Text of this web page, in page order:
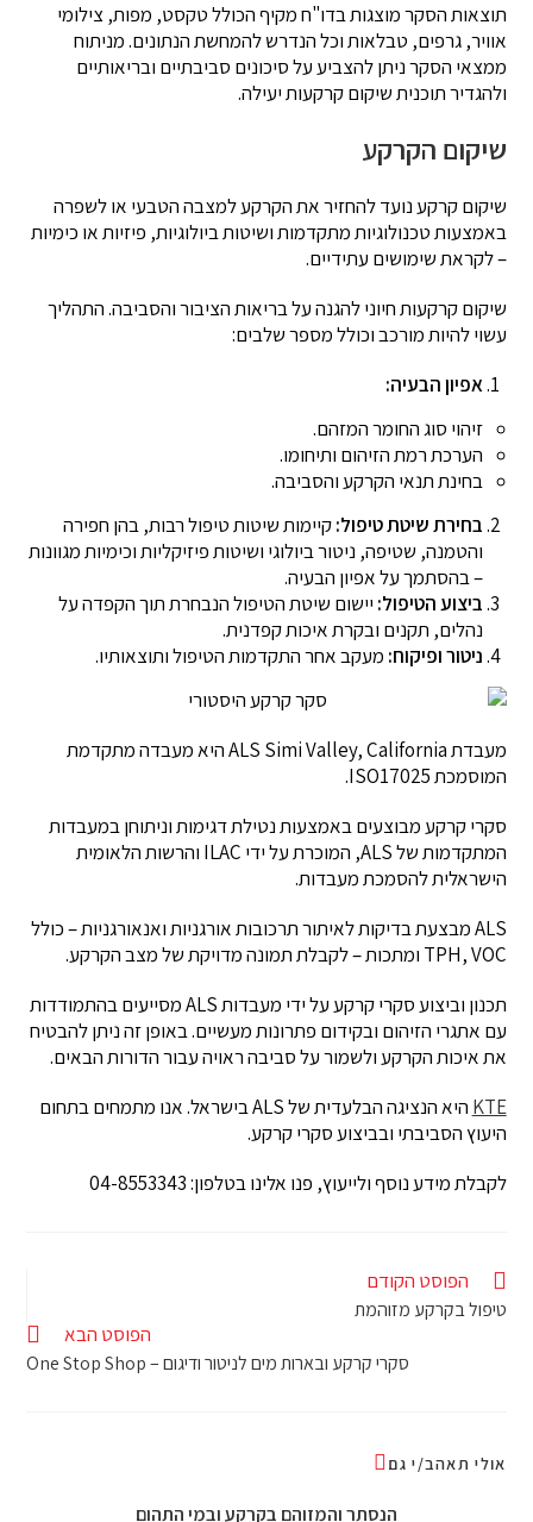
תוצאות הסקר מוצגות בדו"ח מקיף הכולל טקסט, מפות, צילומי
אוויר, גרפים, טבלאות וכל הנדרש להמחשת הנתונים. מניתוח
ממצאי הסקר ניתן להצביע על סיכונים סביבתיים ובריאותיים
ולהגדיר תוכנית שיקום קרקעות יעילה.
שיקום הקרקע
שיקום קרקע נועד להחזיר את הקרקע למצבה הטבעי או לשפרה
באמצעות טכנולוגיות מתקדמות ושיטות ביולוגיות, פיזיות או כימיות
– לקראת שימושים עתידיים.
שיקום קרקעות חיוני להגנה על בריאות הציבור והסביבה. התהליך
עשוי להיות מורכב וכולל מספר שלבים:
אפיון הבעיה:
זיהוי סוג החומר המזהם.
הערכת רמת הזיהום ותיחומו.
בחינת תנאי הקרקע והסביבה.
בחירת שיטת טיפול:קיימות שיטות טיפול רבות, בהן חפירה
והטמנה, שטיפה, ניטור ביולוגי ושיטות פיזיקליות וכימיות מגוונות
– בהסתמך על אפיון הבעיה.
ביצוע הטיפול: יישום שיטת הטיפול הנבחרת תוך הקפדה על
נהלים, תקנים ובקרת איכות קפדנית.
ניטור ופיקוח: מעקב אחר התקדמות הטיפול ותוצאותיו.
מעבדת ALS Simi Valley, California היא מעבדה מתקדמת
המוסמכת ISO17025.
סקרי קרקע מבוצעים באמצעות נטילת דגימות וניתוחן במעבדות
המתקדמות של ALS, המוכרת על ידי ILAC והרשות הלאומית
הישראלית להסמכת מעבדות.
ALS מבצעת בדיקות לאיתור תרכובות אורגניות ואנאורגניות – כולל
TPH, VOC ומתכות – לקבלת תמונה מדויקת של מצב הקרקע.
תכנון וביצוע סקרי קרקע על ידי מעבדות ALS מסייעים בהתמודדות
עם אתגרי הזיהום ובקידום פתרונות מעשיים. באופן זה ניתן להבטיח
את איכות הקרקע ולשמור על סביבה ראויה עבור הדורות הבאים.
KTE
היא הנציגה הבלעדית של ALS בישראל. אנו מתמחים בתחום
היעוץ הסביבתי ובביצוע סקרי קרקע.
לקבלת מידע נוסף ולייעוץ, פנו אלינו בטלפון: 04-8553343
הפוסט הקודם
טיפול בקרקע מזוהמת
הפוסט הבא
סקרי קרקע ובארות מים לניטור ודיגום – One Stop Shop
אולי תאהב/י גם
הנסתר והמזוהם בקרקע ובמי התהום